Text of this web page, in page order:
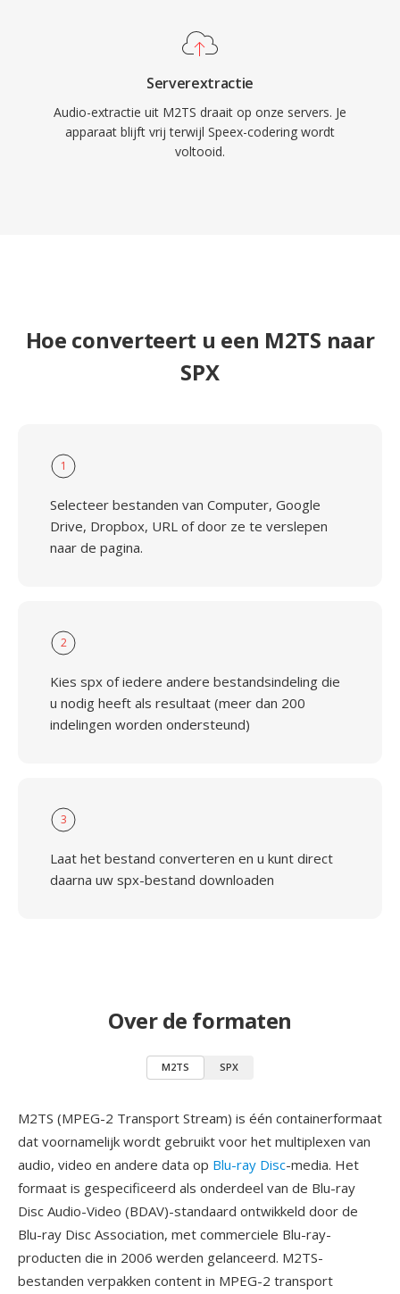
Serverextractie
Audio-extractie uit M2TS draait op onze servers. Je
apparaat blijft vrij terwijl Speex-codering wordt
voltooid.
Hoe converteert u een M2TS naar
SPX
1
Selecteer bestanden van Computer, Google
Drive, Dropbox, URL of door ze te verslepen
naar de pagina.
2
Kies spx of iedere andere bestandsindeling die
u nodig heeft als resultaat (meer dan 200
indelingen worden ondersteund)
3
Laat het bestand converteren en u kunt direct
daarna uw spx-bestand downloaden
Over de formaten
M2TS SPX
M2TS (MPEG-2 Transport Stream) is één containerformaat
dat voornamelijk wordt gebruikt voor het multiplexen van
audio, video en andere data op Blu-ray Disc-media. Het
formaat is gespecificeerd als onderdeel van de Blu-ray
Disc Audio-Video (BDAV)-standaard ontwikkeld door de
Blu-ray Disc Association, met commerciele Blu-ray-
producten die in 2006 werden gelanceerd. M2TS-
bestanden verpakken content in MPEG-2 transport